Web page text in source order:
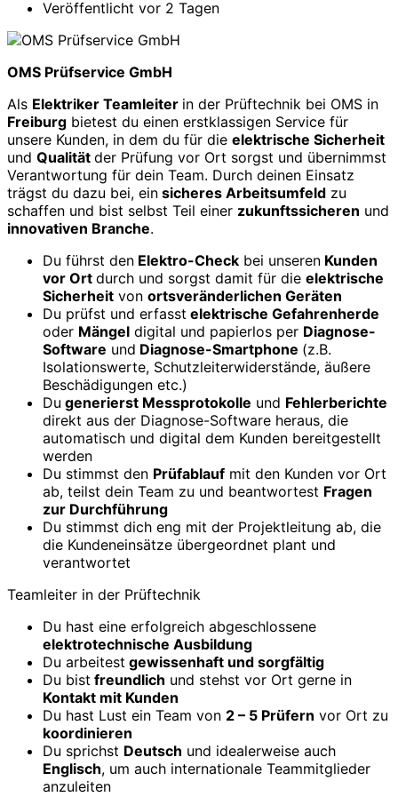
Veröffentlicht vor 2 Tagen
OMS Prüfservice GmbH
Als Elektriker Teamleiter in der Prüftechnik bei OMS in
Freiburg bietest du einen erstklassigen Service für
unsere Kunden, in dem du für die elektrische Sicherheit
und Qualität der Prüfung vor Ort sorgst und übernimmst
Verantwortung für dein Team. Durch deinen Einsatz
trägst du dazu bei, ein sicheres Arbeitsumfeld zu
schaffen und bist selbst Teil einer zukunftssicheren und
innovativen Branche.
Du führst den Elektro-Check bei unseren Kunden
vor Ort durch und sorgst damit für die elektrische
Sicherheit von ortsveränderlichen Geräten
Du prüfst und erfasst elektrische Gefahrenherde
oder Mängel digital und papierlos per Diagnose-
Software und Diagnose-Smartphone (z.B.
Isolationswerte, Schutzleiterwiderstände, äußere
Beschädigungen etc.)
Du generierst Messprotokolle und Fehlerberichte
direkt aus der Diagnose-Software heraus, die
automatisch und digital dem Kunden bereitgestellt
werden
Du stimmst den Prüfablauf mit den Kunden vor Ort
ab, teilst dein Team zu und beantwortest Fragen
zur Durchführung
Du stimmst dich eng mit der Projektleitung ab, die
die Kundeneinsätze übergeordnet plant und
verantwortet
Teamleiter in der Prüftechnik
Du hast eine erfolgreich abgeschlossene
elektrotechnische Ausbildung
Du arbeitest gewissenhaft und sorgfältig
Du bist freundlich und stehst vor Ort gerne in
Kontakt mit Kunden
Du hast Lust ein Team von 2 – 5 Prüfern vor Ort zu
koordinieren
Du sprichst Deutsch und idealerweise auch
Englisch, um auch internationale Teammitglieder
anzuleiten